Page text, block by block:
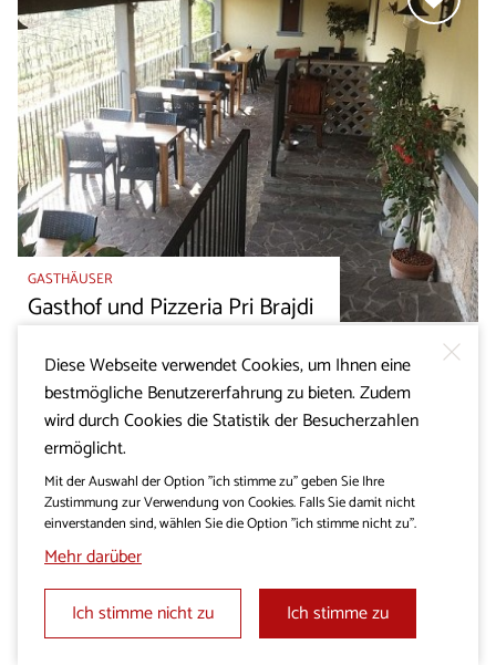
GASTHÄUSER
Gasthof und Pizzeria Pri Brajdi
Diese Webseite verwendet Cookies, um Ihnen eine
bestmögliche Benutzererfahrung zu bieten. Zudem
wird durch Cookies die Statistik der Besucherzahlen
ermöglicht.
Mit der Auswahl der Option "ich stimme zu" geben Sie Ihre
Zustimmung zur Verwendung von Cookies. Falls Sie damit nicht
einverstanden sind, wählen Sie die Option "ich stimme nicht zu".
Mehr darüber
Ich stimme nicht zu
Ich stimme zu